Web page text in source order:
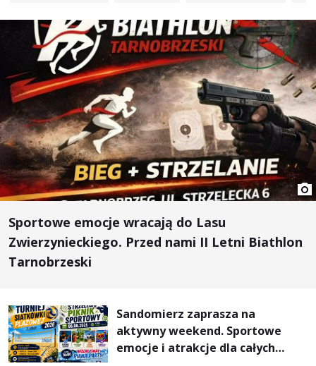
Sportowe emocje wracają do Lasu
Zwierzynieckiego. Przed nami II Letni Biathlon
Tarnobrzeski
Sandomierz zaprasza na
aktywny weekend. Sportowe
emocje i atrakcje dla całych